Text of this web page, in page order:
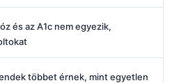
és az A1c nem egyezik,
többet érnek, mint egyetlen